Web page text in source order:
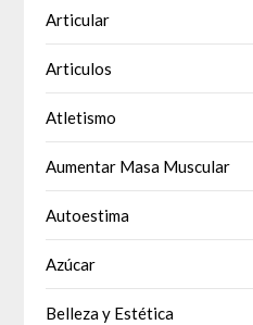
Articular
Articulos
Atletismo
Aumentar Masa Muscular
Autoestima
Azúcar
Belleza y Estética